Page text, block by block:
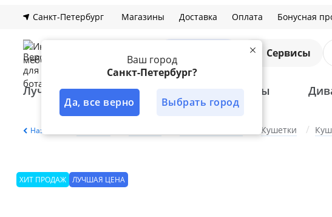
Ваш город
Санкт-Петербург?
Да, все верно Выбрать город
Санкт-Петербург Магазины Доставка Оплата Бонусная
Сервисы
Лучшее решение Шкафы
Назад Кушетки
ХИТ ПРОДАЖ ЛУЧШАЯ ЦЕНА